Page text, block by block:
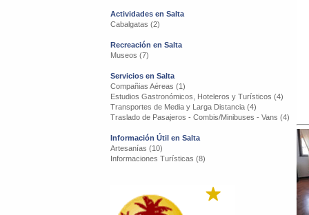
Actividades en Salta
Cabalgatas (2)
Recreación en Salta
Museos (7)
Servicios en Salta
Compañias Aéreas (1)
Estudios Gastronómicos, Hoteleros y Turísticos (4)
Transportes de Media y Larga Distancia (4)
Traslado de Pasajeros - Combis/Minibuses - Vans (4)
Información Útil en Salta
Artesanías (10)
Informaciones Turísticas (8)